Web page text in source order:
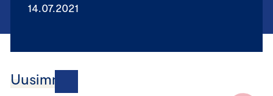
14.07.2021
Uusimmat